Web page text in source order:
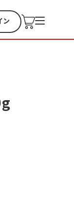
ン
過去購入